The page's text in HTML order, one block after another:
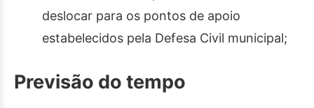
deslocar para os pontos de apoio
estabelecidos pela Defesa Civil municipal;
Previsão do tempo